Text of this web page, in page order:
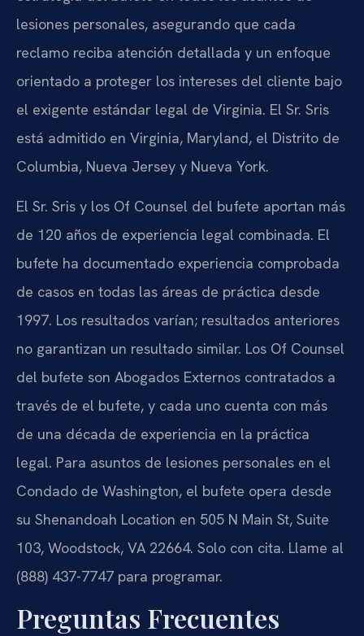
lesiones personales, asegurando que cada
reclamo reciba atención detallada y un enfoque
orientado a proteger los intereses del cliente bajo
el exigente estándar legal de Virginia. El Sr. Sris
está admitido en Virginia, Maryland, el Distrito de
Columbia, Nueva Jersey y Nueva York.
El Sr. Sris y los Of Counsel del bufete aportan más
de 120 años de experiencia legal combinada. El
bufete ha documentado experiencia comprobada
de casos en todas las áreas de práctica desde
1997. Los resultados varían; resultados anteriores
no garantizan un resultado similar. Los Of Counsel
del bufete son Abogados Externos contratados a
través de el bufete, y cada uno cuenta con más
de una década de experiencia en la práctica
legal. Para asuntos de lesiones personales en el
Condado de Washington, el bufete opera desde
su Shenandoah Location en 505 N Main St, Suite
103, Woodstock, VA 22664. Solo con cita. Llame al
(888) 437-7747 para programar.
Preguntas Frecuentes